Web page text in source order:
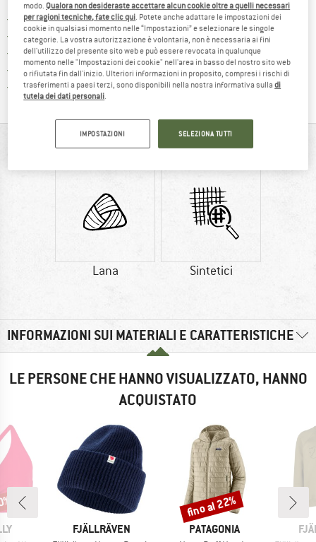
Porto franco da 69 € (IT)Qui trovi ulteriori informazioni sulle
100 giorni di diritto di recessoVai alla politica di recesso qui
> 4.000.000 clienti soddisfatti
Tutti gli articoli in magazzino
Tutela consumatori Trusted ShopsTrovi tutte le informazioni
IN BREVE
Lana Sintetici
INFORMAZIONI SUI MATERIALI E CARATTERISTICHE
LE PERSONE CHE HANNO VISUALIZZATO, HANNO
ACQUISTATO
MARCHIO
FJÄLLRÄVEN MARCHIO
PATAGONIA
Sconto
fino al 22%
modo. Qualora non desideraste accettare alcun cookie oltre a quelli necessari
per ragioni tecniche, fate clic qui . Potete anche adattare le impostazioni dei
cookie in qualsiasi momento nelle “Impostazioni” e selezionare le singole
categorie. La vostra autorizzazione è volontaria, non è necessaria ai fini
dell'utilizzo del presente sito web e può essere revocata in qualunque
momento nelle "Impostazioni dei cookie" nell'area in basso del nostro sito web
o rifiutata fin dall'inizio. Ulteriori informazioni in proposito, compresi i rischi di
trasferimenti a paesi terzi, sono disponibili nella nostra informativa sulladi
tutela dei dati personali
IMPOSTAZIONI SELEZIONA TUTTI